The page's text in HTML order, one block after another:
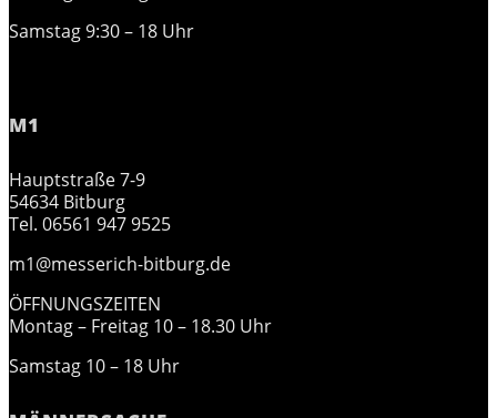
Samstag 9:30 – 18 Uhr
M1
Hauptstraße 7-9
54634 Bitburg
Tel. 06561 947 9525
m1@messerich-bitburg.de
ÖFFNUNGSZEITEN
Montag – Freitag 10 – 18.30 Uhr
Samstag 10 – 18 Uhr